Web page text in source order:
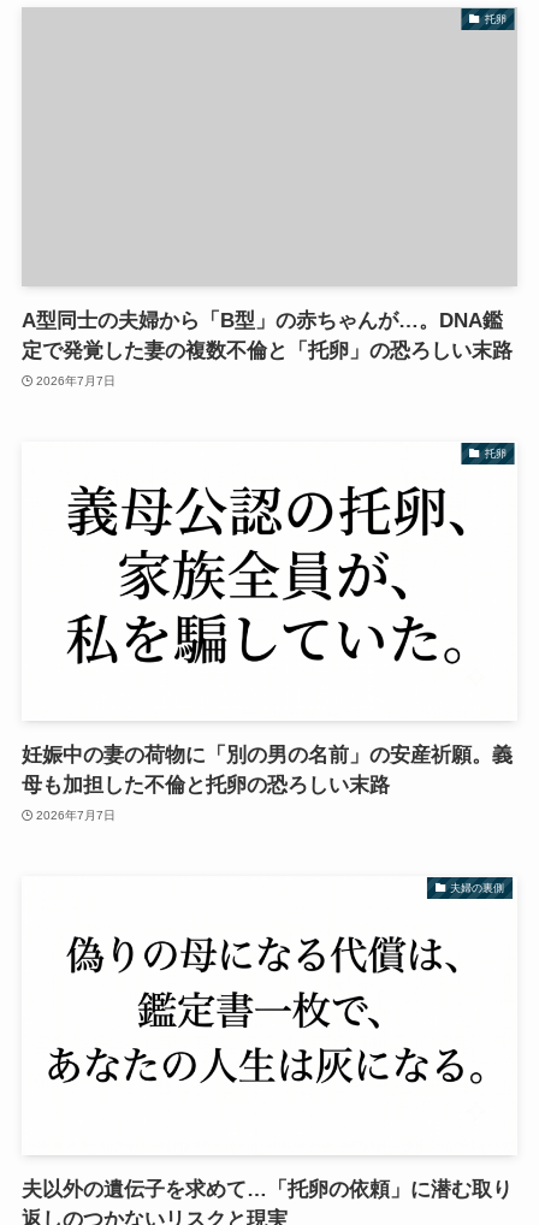
托卵
A型同士の夫婦から「B型」の赤ちゃんが…。DNA鑑
定で発覚した妻の複数不倫と「托卵」の恐ろしい末路
2026年7月7日
托卵
妊娠中の妻の荷物に「別の男の名前」の安産祈願。義
母も加担した不倫と托卵の恐ろしい末路
2026年7月7日
夫婦の裏側
夫以外の遺伝子を求めて…「托卵の依頼」に潜む取り
返しのつかないリスクと現実